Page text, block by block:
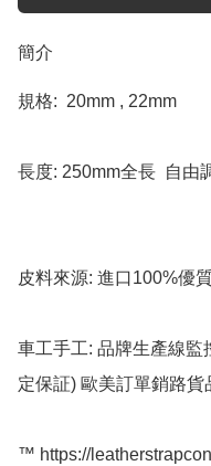
簡介
規格:  20mm , 22mm
長度: 250mm全長  自由
皮料來源: 進口100%優
車工手工: 品牌生產線監
定保証) 歐美訂單銷路貨
™️ https://